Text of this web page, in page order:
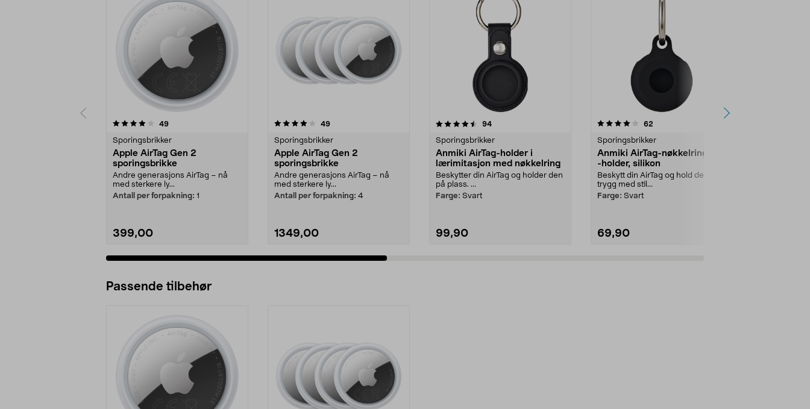
49anmeldelser
Sporingsbrikker
Apple AirTag Gen 2
sporingsbrikke
Andre generasjons AirTag – nå
med sterkere ly...
Antall per forpakning: 1
399,00
4.0 av 5 stjerner 49anmeldelser
Sporingsbrikker
Apple AirTag Gen 2
sporingsbrikke
Andre generasjons AirTag – nå
med sterkere ly...
Antall per forpakning: 4
1349,00
4.5 av 5 stjerner 94anmeldelser
Sporingsbrikker
Anmiki AirTag-holder i
lærimitasjon med nøkkelring
Beskytter din AirTag og holder den
på plass. ...
Farge: Svart
99,90
4.0 av 5 stjerner 62
Sporingsbrikker
Anmiki AirTag-nøkkelring og
-holder, silikon
Beskytt din AirTag og hold den
trygg med stil...
Farge: Svart
69,90
4.5 av 5 stjerner
Passende tilbehør